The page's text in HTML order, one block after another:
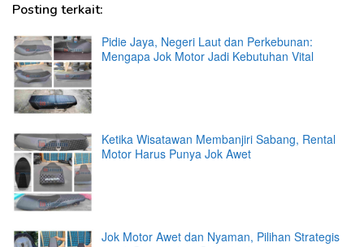
Posting terkait:
Pidie Jaya, Negeri Laut dan Perkebunan:
Mengapa Jok Motor Jadi Kebutuhan Vital
Ketika Wisatawan Membanjiri Sabang, Rental
Motor Harus Punya Jok Awet
Jok Motor Awet dan Nyaman, Pilihan Strategis